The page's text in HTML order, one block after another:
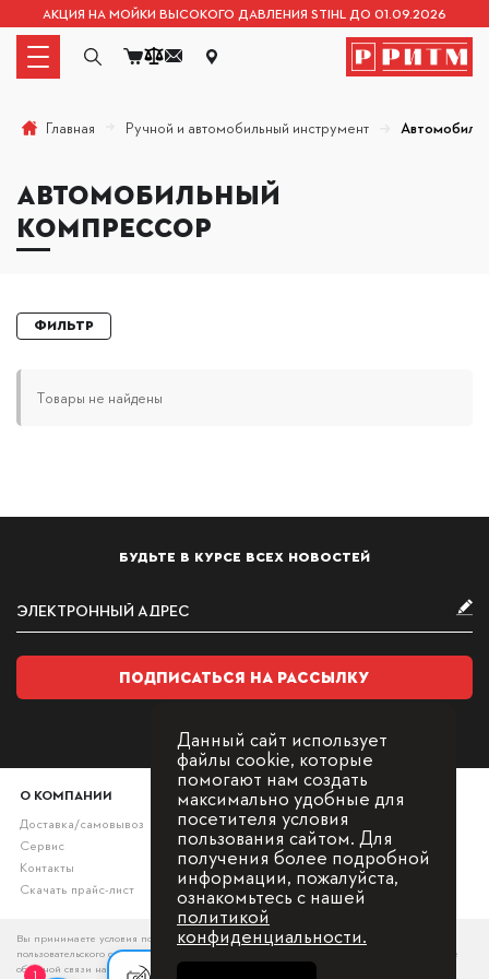
АКЦИЯ НА МОЙКИ ВЫСОКОГО ДАВЛЕНИЯ STIHL ДО 01.09.2026
Главная Ручной и автомобильный инструмент
АВТОМОБИЛЬНЫЙ
КОМПРЕССОР
Фильтр
Товары не найдены
БУДЬТЕ В КУРСЕ ВСЕХ НОВОСТЕЙ
ПОДПИСАТЬСЯ НА РАССЫЛКУ
О КОМПАНИИ
Доставка/самовывоз
Сервис
Контакты
Скачать прайс-лист
Вы принимаете условия политики в отношении обработки персональных данных и
пользовательского соглашения каждый раз, когда оставляете свои данные в любой форме
обратной связи на сайте
1
Данный сайт использует
файлы cookie, которые
помогают нам создать
максимально удобные для
посетителя условия
пользования сайтом. Для
получения более подробной
информации, пожалуйста,
ознакомьтесь с нашей
политикой
конфиденциальности.